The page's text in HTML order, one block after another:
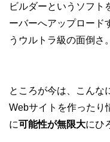
ビルダーというソフト
ーバーへアップロード
うウルトラ級の面倒さ。
ところが今は、こんな
Webサイトを作ったり
に可能性が無限大にひ